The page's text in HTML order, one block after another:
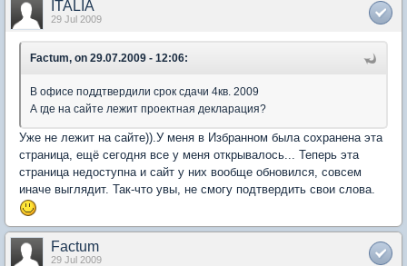
ITALIA
29 Jul 2009
Factum, on 29.07.2009 - 12:06:
В офисе поддтвердили срок сдачи 4кв. 2009
А где на сайте лежит проектная декларация?
Уже не лежит на сайте)).У меня в Избранном была сохранена эта
страница, ещё сегодня все у меня открывалось... Теперь эта
страница недоступна и сайт у них вообще обновился, совсем
иначе выглядит. Так-что увы, не смогу подтвердить свои слова.
Factum
29 Jul 2009